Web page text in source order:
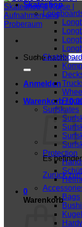
Suche nach:
Anmelden
Warenkorb /
Es
Zurück
0
Warenkorb
Skateshop
Surfskates
Protection
Bags